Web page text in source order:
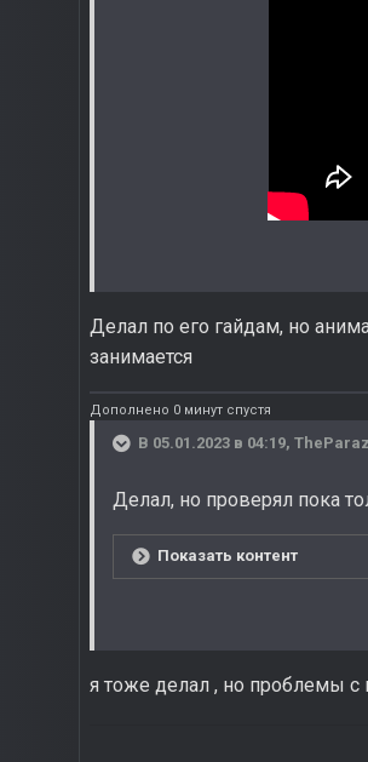
Делал по его гайдам, но
занимается
Дополнено 0 минут спустя
В 05.01.2023 в 04:19,
Делал, но проверял пока
Показать контент
я тоже делал , но проблемы